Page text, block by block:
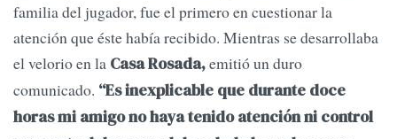
familia del jugador, fue el primero en cuestionar la
atención que éste había recibido. Mientras se desarrollaba
el velorio en la Casa Rosada,emitió un duro
comunicado. “Es inexplicable que durante doce
horas mi amigo no haya tenido atención ni control